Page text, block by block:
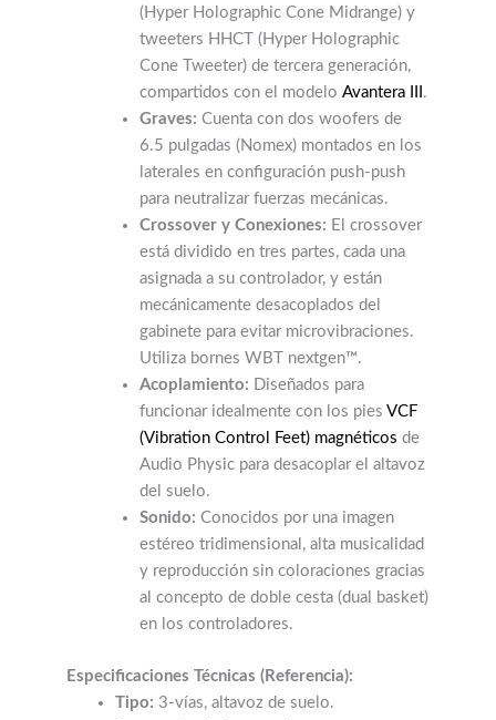
(Hyper Holographic Cone Midrange) y
tweeters HHCT (Hyper Holographic
Cone Tweeter) de tercera generación,
compartidos con el modelo Avantera III .
Graves: Cuenta con dos woofers de
6.5 pulgadas (Nomex) montados en los
laterales en configuración push-push
para neutralizar fuerzas mecánicas.
Crossover y Conexiones: El crossover
está dividido en tres partes, cada una
asignada a su controlador, y están
mecánicamente desacoplados del
gabinete para evitar microvibraciones.
Utiliza bornes WBT nextgen™.
Acoplamiento: Diseñados para
funcionar idealmente con los pies VCF
(Vibration Control Feet) magnéticos de
Audio Physic para desacoplar el altavoz
del suelo.
Sonido: Conocidos por una imagen
estéreo tridimensional, alta musicalidad
y reproducción sin coloraciones gracias
al concepto de doble cesta (dual basket)
en los controladores.
Especificaciones Técnicas (Referencia):
Tipo: 3-vías, altavoz de suelo.